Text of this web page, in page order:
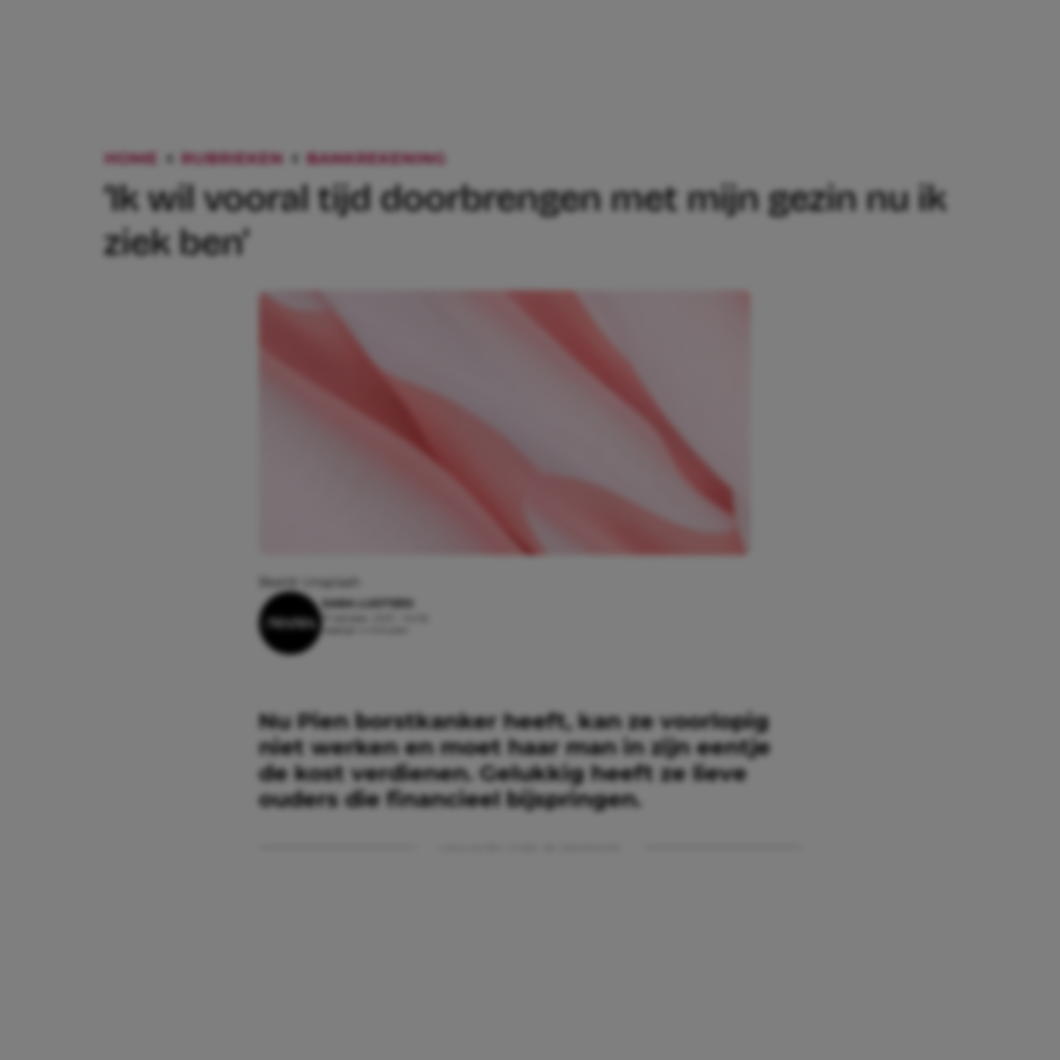
HOME RUBRIEKEN BANKREKENING
‘Ik wil vooral tijd doorbrengen met mijn gezin nu ik
ziek ben’
SARA LUIJTERS
Nu Pien borstkanker heeft, kan ze voorlopig
niet werken en moet haar man in zijn eentje
de kost verdienen. Gelukkig heeft ze lieve
ouders die financieel bijspringen.